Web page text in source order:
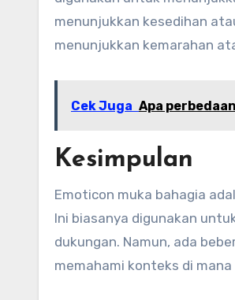
menunjukkan kesedihan
menunjukkan kemarahan
Cek Juga Apa
Kesimpulan
Emoticon muka bahagia
Ini biasanya digunakan
dukungan. Namun, ada
memahami konteks di